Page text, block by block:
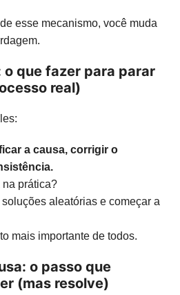
esse mecanismo, você muda
o que fazer para parar
real)
a causa, corrigir o
na prática?
aleatórias e começar a
mais importante de todos.
o passo que
(mas resolve)